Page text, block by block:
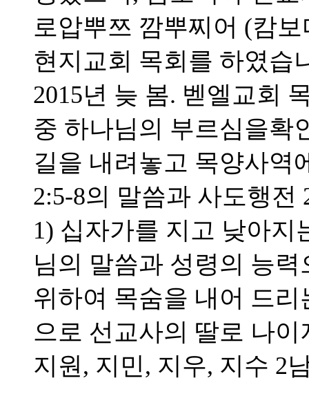
로압뿌쯔 깜뿌찌어 (캄
현지교회 목회를 하였습
2015년 늦 봄. 벧엘교회
중 하나님의 부르심을확
길을 내려놓고 목양사역
2:5-8의 말씀과 사도행전
1) 십자가를 지고 낮아지
님의 말씀과 성령의 능
위하여 목숨을 내어 드
으로 선교사의 딸로 나
지원, 지민, 지우, 지수 2